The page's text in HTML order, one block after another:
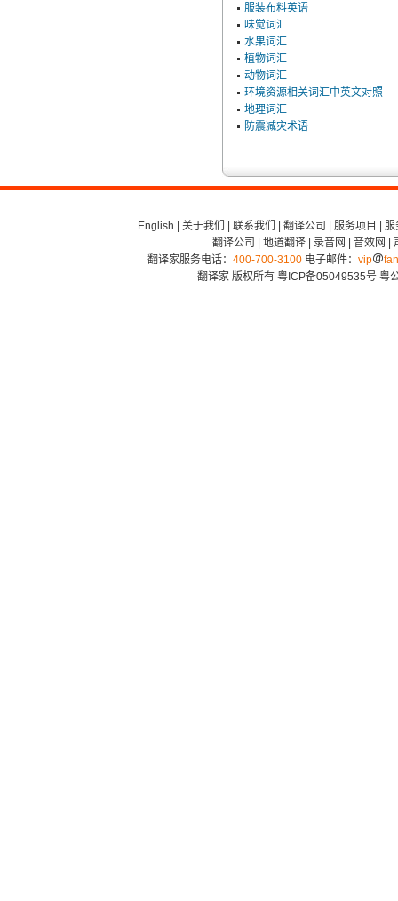
服装布料英语
味觉词汇
水果词汇
植物词汇
动物词汇
环境资源相关词汇中英文对照
地理词汇
防震减灾术语
English 关于我们 联系我们 翻译公司 服务项目
服
翻译公司
地道翻译| 录音网 音效网
翻译家服务电话： 400-700-3100电子邮件： vip
翻译家 版权所有 粤ICP备05049535号 粤